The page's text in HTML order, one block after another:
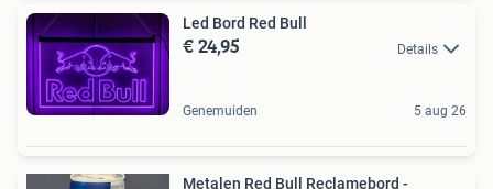
Led Bord Red Bull
€ 24,95 Details
Genemuiden 5 aug 26
Metalen Red Bull Reclamebord -